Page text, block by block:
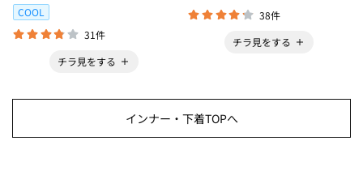
COOL
31件
チラ見をする
38件
チラ見をする
インナー・下着TOPへ